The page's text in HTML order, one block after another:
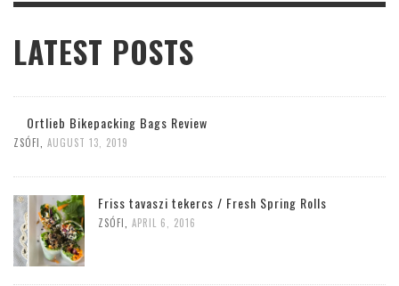
LATEST POSTS
Ortlieb Bikepacking Bags Review
ZSÓFI, AUGUST 13, 2019
Friss tavaszi tekercs / Fresh Spring Rolls
ZSÓFI, APRIL 6, 2016